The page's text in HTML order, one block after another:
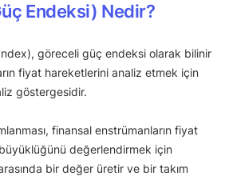
Endeksi) Nedir?
göreceli güç endeksi olarak bilinir
fiyat hareketlerini analiz etmek için
göstergesidir.
finansal enstrümanların fiyat
büyüklüğünü değerlendirmek için
bir değer üretir ve bir takım